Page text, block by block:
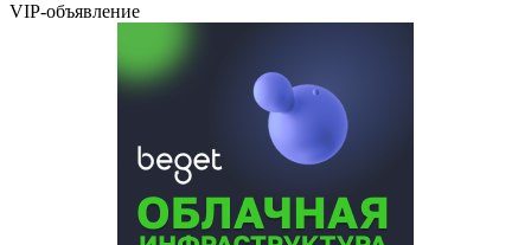
VIP-объявление